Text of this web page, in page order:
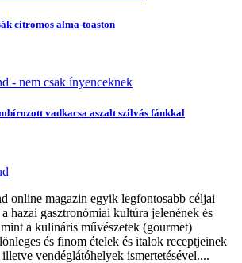
citromos alma-toaston
vadkacsa aszalt szilvás fánkkal
online magazin egyik legfontosabb céljai
hazai gasztronómiai kultúra jelenének és
a kulináris művészetek (gourmet)
és finom ételek és italok receptjeinek
vendéglátóhelyek ismertetésével....